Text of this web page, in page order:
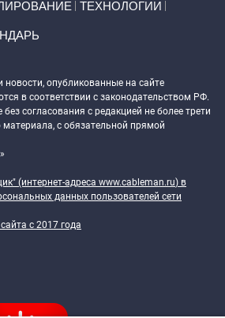
ТЕХНОЛОГИИ
новости, опубликованные на сайте
в соответствии с законодательством РФ.
согласования с редакцией не более трети
с обязательной прямой
(интернет-адреса www.cableman.ru) в
данных пользователей сети
c 2017 года